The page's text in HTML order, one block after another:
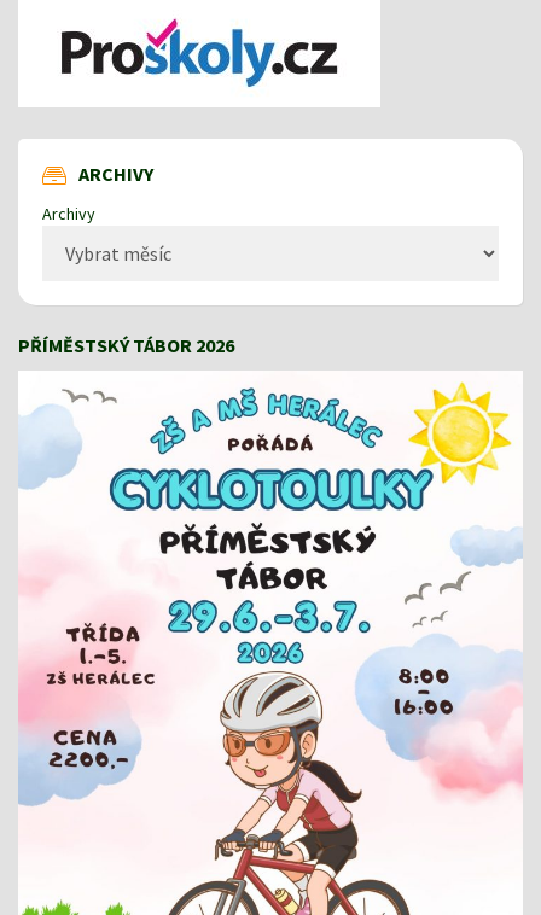
ARCHIVY
Archivy
PŘÍMĚSTSKÝ TÁBOR 2026